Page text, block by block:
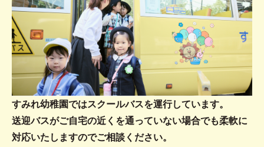
すみれ幼稚園ではスクールバスを運行しています。
送迎バスがご自宅の近くを通っていない場合でも柔軟に
対応いたしますのでご相談ください。